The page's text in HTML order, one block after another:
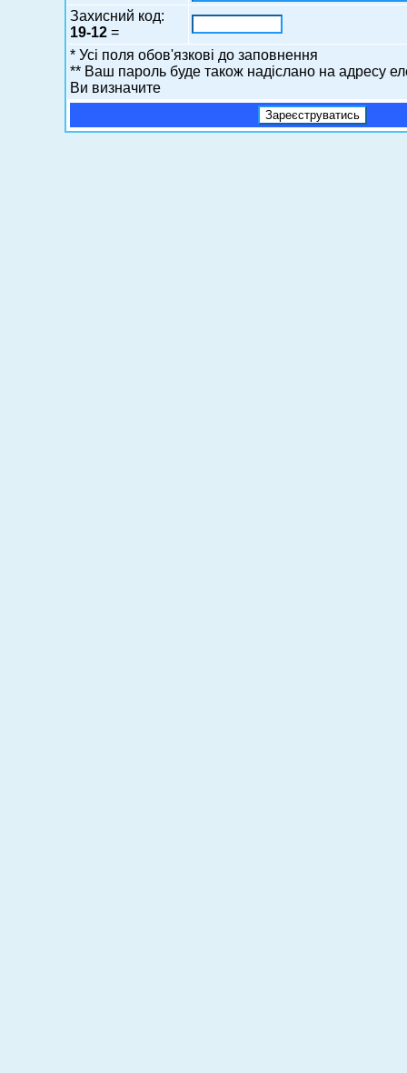
Захисний код:
19-12 =
* Усі поля обов'язкові до заповнення
** Ваш пароль буде також надіслано на адресу
Ви визначите